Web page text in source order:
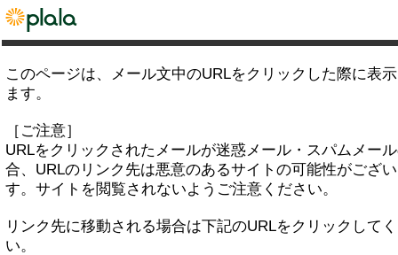
このページは、メール文中のURLをクリックした際に表
ます。
［ご注意］
URLをクリックされたメールが迷惑メール・スパムメー
合、URLのリンク先は悪意のあるサイトの可能性がござ
す。サイトを閲覧されないようご注意ください。
リンク先に移動される場合は下記のURLをクリックして
い。